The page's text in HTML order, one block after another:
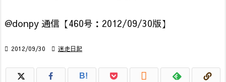
@donpy 通信【460号：2012/09/30版】
 2012/09/30  迷走日記
B! 